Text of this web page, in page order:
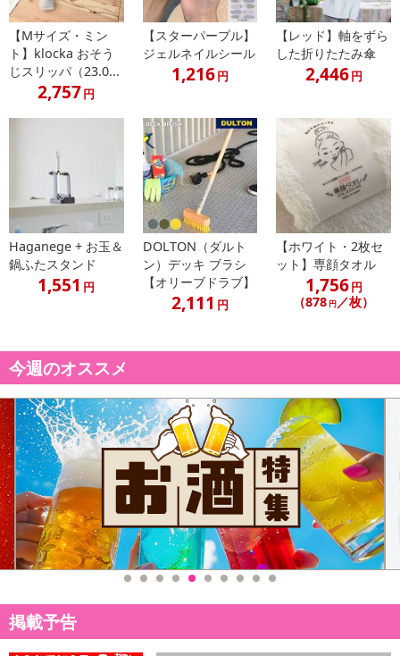
配送日、配送時間が異なる可能性がございます。
カート機能をご利用の場合は、配送日時指定をご利用いただけませ
ん。
発送日カレンダー
さい）
こちらの情報は2026年07月09日時点での情報となります。
【Mサイズ・ミン
ト】klocka おそう
じスリッパ（23.0...
2,757円
【スターパープル】
ジェルネイルシール
1,216円
【レッド】軸をずら
した折りたたみ傘
2,446円
Haganege + お玉＆
鍋ふたスタンド
1,551 円
DOLTON（ダルト
ン）デッキ ブラシ
【オリーブドラブ】
2,111 円
【ホワイト・2枚セ
ット】専顔タオル
1,756円
（878 円／枚）
今週のオススメ
掲載予告